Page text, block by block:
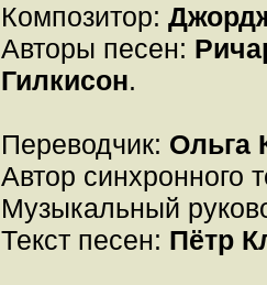
Композитор:
Авторы песен:
Гилкисон.
Переводчик: Ольга
Автор синхронного
Музыкальный
Текст песен: Пётр